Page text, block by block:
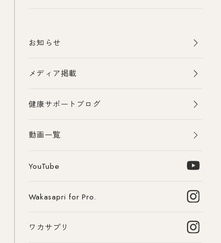
お知らせ
メディア掲載
健康サポートブログ
動画一覧
YouTube
Wakasapri for Pro.
ワカサプリ